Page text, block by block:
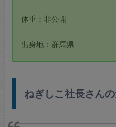
体重：非公開
出身地：群馬県
ねぎしこ社長さん